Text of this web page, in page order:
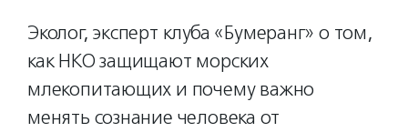
Эколог, эксперт клуба «Бумеранг» о том,
как НКО защищают морских
млекопитающих и почему важно
менять сознание человека от